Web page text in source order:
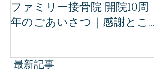
ファミリー接骨院 開院10周
年のごあいさつ｜感謝とこ
最新記事